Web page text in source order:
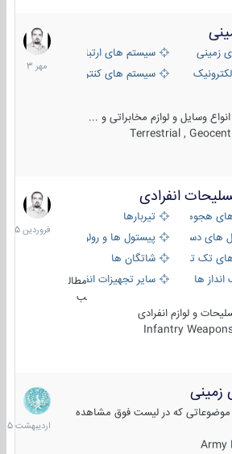
سیستم های ارتباطی و جمع آوری
سیستم های کنترل آتش و تجهیزات
وسایل و لوازم مخابراتی و ...
Terrestrial ,
1
مهر
1403
انفرادی
هجومی
تیربارها
دستی
پیستول ها و رولورها
تک تیر اندازیشاتگان ها
ها
سایر تجهیزات انفرادی
مطال
ب
و لوازم انفرادی
Infantry
17
فروردین
1405
که در لیست فوق مشاهده
27
1405